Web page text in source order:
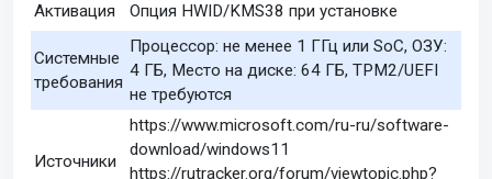
Активация
Опция HWID/KMS38 при установке
Системные
требования
Процессор: не менее 1 ГГц или SoC, ОЗУ:
4 ГБ, Место на диске: 64 ГБ, TPM2/UEFI
не требуются
Источники
https://www.microsoft.com/ru-ru/software-
download/windows11
https://rutracker.org/forum/viewtopic.php?